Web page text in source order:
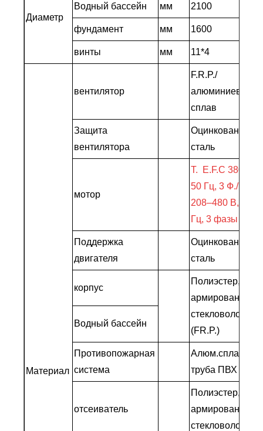
Диаметр
Водный бассейн мм 2100
фундамент мм 1600
винты мм 11*4
Материал
вентилятор
F.R.P./
алюминиевый
сплав
Защита
вентилятора
Оцинкованная
сталь
мотор
T. E.F.C 380 В,
50 Гц, 3 Ф./
208–480 В, 60
Гц, 3 фазы
Поддержка
двигателя
Оцинкованная
сталь
корпус
Полиэстер,
армированный
стекловолокном
(FR.P.)
Водный бассейн
Противопожарная
система
Алюм.сплав/
труба ПВХ
отсеиватель
Полиэстер,
армированный
стекловолокном